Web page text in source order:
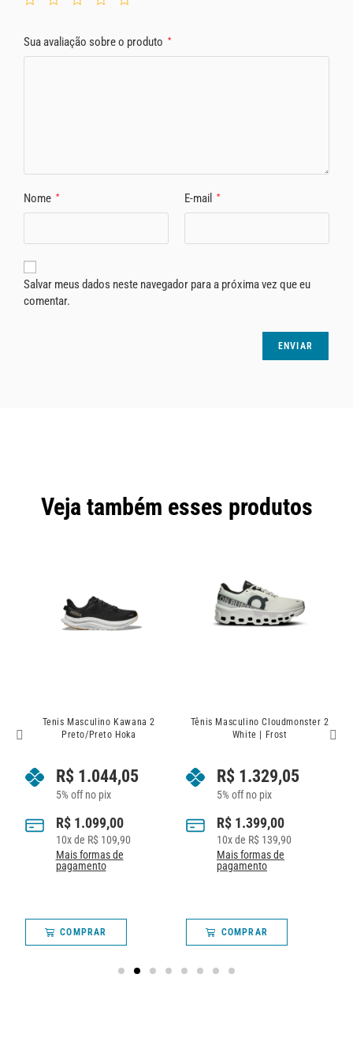
Sua avaliação sobre o produto *
Nome * E-mail *
Salvar meus dados neste navegador para a próxima vez que eu
comentar.
Veja também esses produtos
Tenis Masculino Kawana 2
Preto/Preto Hoka
R$1.044,05
5% off no pix
R$1.099,00
10x de R$109,90
Mais formas de
pagamento
COMPRAR
Tênis Masculino Cloudmonster 2
White | Frost
R$1.329,05
5% off no pix
R$1.399,00
10x de R$139,90
Mais formas de
pagamento
COMPRAR